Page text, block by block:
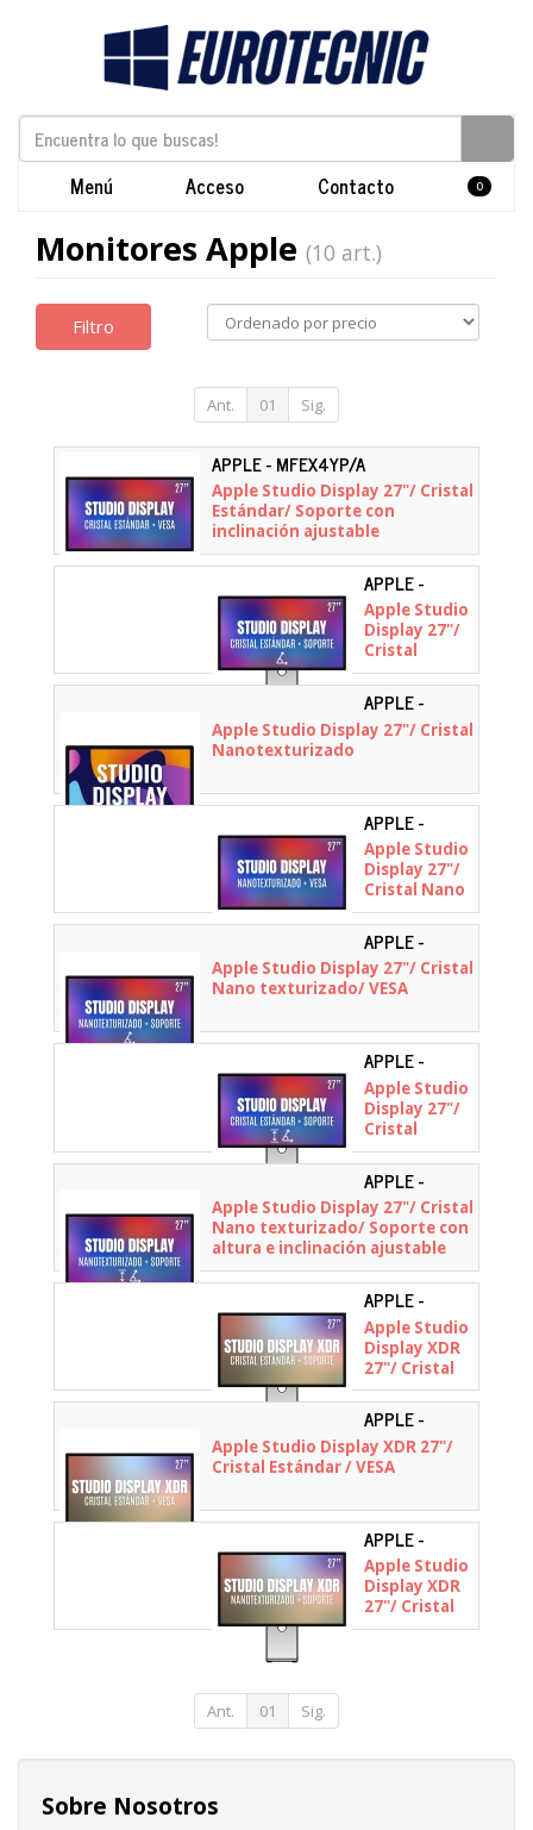
Menú Acceso Contacto 0
Monitores Apple (10 art.)
Filtro
Ant. 01 Sig.
APPLE - MFEX4YP/A
Apple Studio Display 27"/ Cristal
Estándar/ Soporte con
inclinación ajustable
APPLE -
MFEY4YP/A
Apple Studio
Display 27"/
Cristal
Estándar/
VESA
APPLE -
MYJL3YP/A
Apple Studio Display 27"/ Cristal
Nanotexturizado
APPLE -
MFF14YP/A
Apple Studio
Display 27"/
Cristal Nano
texturizado/
Soporte con
inclinación
ajustable
APPLE -
MFF24YP/A
Apple Studio Display 27"/ Cristal
Nano texturizado/ VESA
APPLE -
MFEW4YP/A
Apple Studio
Display 27"/
Cristal
Estándar /
Soporte con
altura e
inclinación
ajustable
APPLE -
MFF04YP/A
Apple Studio Display 27"/ Cristal
Nano texturizado/ Soporte con
altura e inclinación ajustable
APPLE -
MFEL4YP/A
Apple Studio
Display XDR
27"/ Cristal
Estándar /
Soporte con
altura e
inclinación
ajustable
APPLE -
MFEN4YP/A
Apple Studio Display XDR 27"/
Cristal Estándar / VESA
APPLE -
MFEP4YP/A
Apple Studio
Display XDR
27"/ Cristal
Nano
Ant. 01 Sig.
Sobre Nosotros